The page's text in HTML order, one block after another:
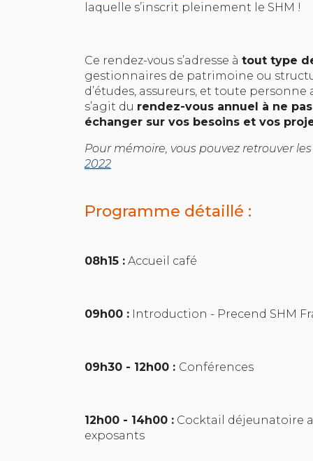
laquelle s’inscrit pleinement le SHM !
Ce rendez-vous s’adresse à tout type
gestionnaires de patrimoine ou
d’études, assureurs, et toute
s’agit du rendez-vous annuel à ne
échanger sur vos besoins et vos
Pour mémoire, vous pouvez retrouver
2022
Programme détaillé :
08h15 :Accueil café
09h00 :Introduction - Precend SHM
09h30 - 12h00 : Conférences
12h00 - 14h00 :Cocktail déjeunatoire
exposants